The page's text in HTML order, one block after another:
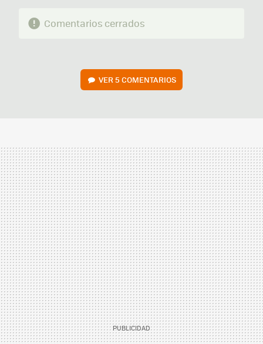
Comentarios cerrados
VER5 COMENTARIOS